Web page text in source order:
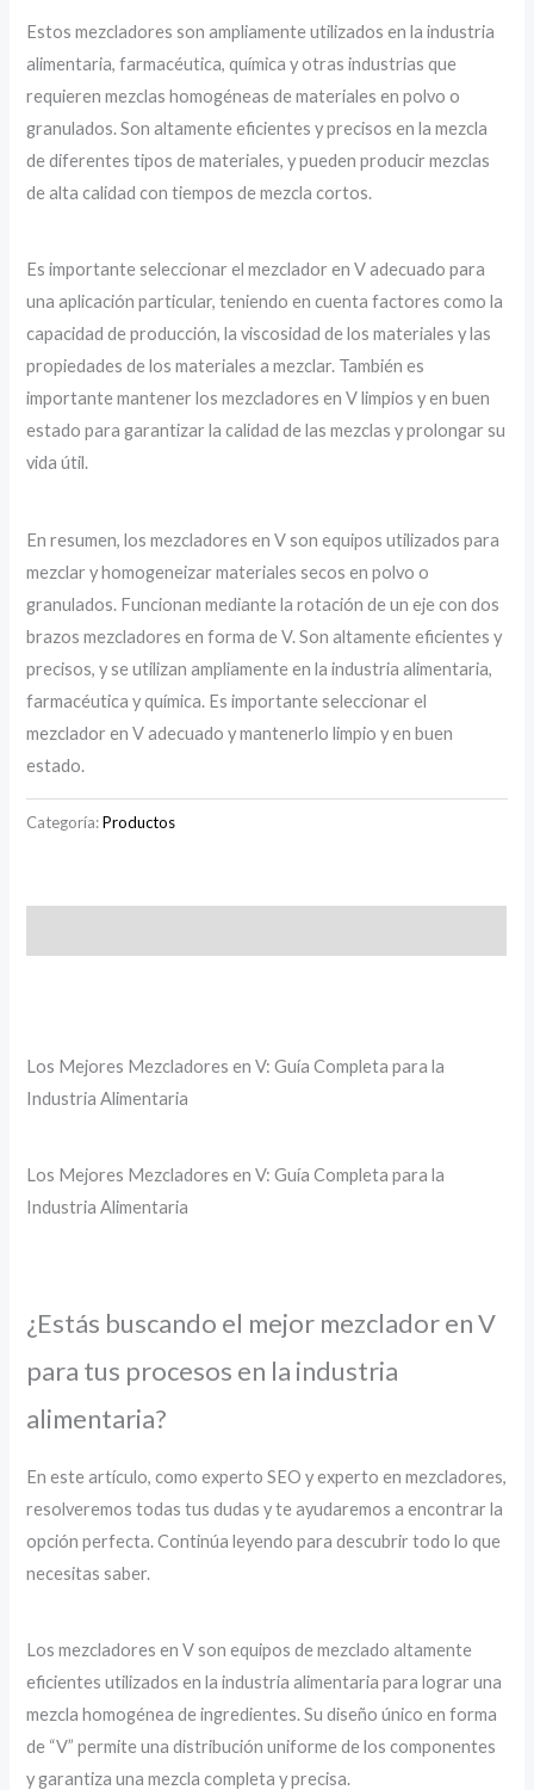
Estos mezcladores son ampliamente utilizados en la industria
alimentaria, farmacéutica, química y otras industrias que
requieren mezclas homogéneas de materiales en polvo o
granulados. Son altamente eficientes y precisos en la mezcla
de diferentes tipos de materiales, y pueden producir mezclas
de alta calidad con tiempos de mezcla cortos.
Es importante seleccionar el mezclador en V adecuado para
una aplicación particular, teniendo en cuenta factores como la
capacidad de producción, la viscosidad de los materiales y las
propiedades de los materiales a mezclar. También es
importante mantener los mezcladores en V limpios y en buen
estado para garantizar la calidad de las mezclas y prolongar su
vida útil.
En resumen, los mezcladores en V son equipos utilizados para
mezclar y homogeneizar materiales secos en polvo o
granulados. Funcionan mediante la rotación de un eje con dos
brazos mezcladores en forma de V. Son altamente eficientes y
precisos, y se utilizan ampliamente en la industria alimentaria,
farmacéutica y química. Es importante seleccionar el
mezclador en V adecuado y mantenerlo limpio y en buen
estado.
Categoría:Productos
Los Mejores Mezcladores en V: Guía Completa para la
Industria Alimentaria
Los Mejores Mezcladores en V: Guía Completa para la
Industria Alimentaria
¿Estás buscando el mejor mezclador en V
para tus procesos en la industria
alimentaria?
En este artículo, como experto SEO y experto en mezcladores,
resolveremos todas tus dudas y te ayudaremos a encontrar la
opción perfecta. Continúa leyendo para descubrir todo lo que
necesitas saber.
Los mezcladores en V son equipos de mezclado altamente
eficientes utilizados en la industria alimentaria para lograr una
mezcla homogénea de ingredientes. Su diseño único en forma
de “V” permite una distribución uniforme de los componentes
y garantiza una mezcla completa y precisa.